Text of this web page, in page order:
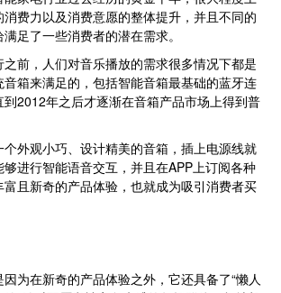
费力以及消费意愿的整体提升，并且不同的
足了一些消费者的潜在需求。
前，人们对音乐播放的需求很多情况下都是
箱来满足的，包括智能音箱最基础的蓝牙连
2012年之后才逐渐在音箱产品市场上得到普
外观小巧、设计精美的音箱，插上电源线就
进行智能语音交互，并且在APP上订阅各种
且新奇的产品体验，也就成为吸引消费者买
为在新奇的产品体验之外，它还具备了“懒人